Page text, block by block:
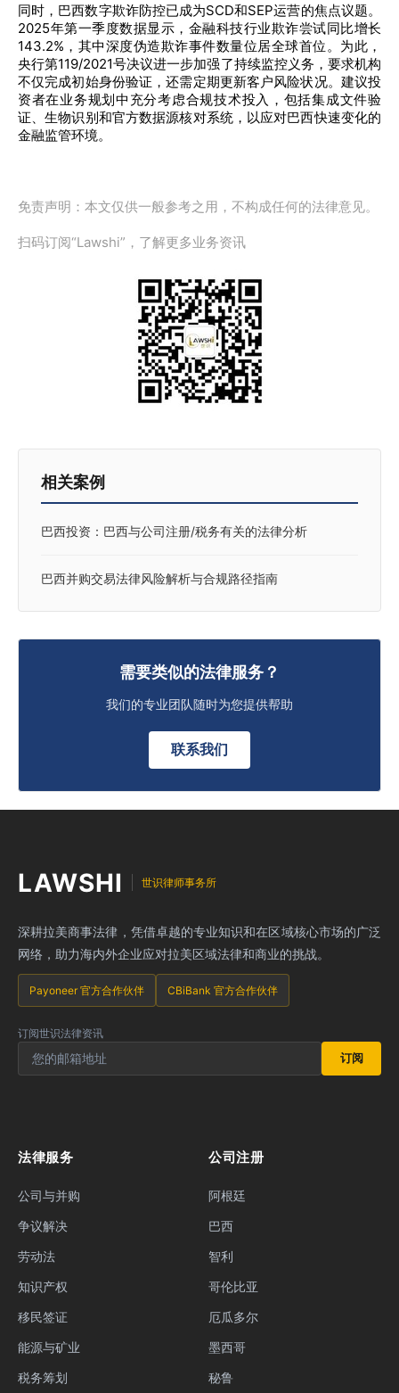
同时，巴西数字欺诈防控已成为SCD和SEP运营的焦点议题。
2025年第一季度数据显示，金融科技行业欺诈尝试同比增长
143.2%，其中深度伪造欺诈事件数量位居全球首位。为此，
央行第119/2021号决议进一步加强了持续监控义务，要求机构
不仅完成初始身份验证，还需定期更新客户风险状况。建议投
资者在业务规划中充分考虑合规技术投入，包括集成文件验
证、生物识别和官方数据源核对系统，以应对巴西快速变化的
金融监管环境。
免责声明：本文仅供一般参考之用，不构成任何的法律意见。
扫码订阅“Lawshi”，了解更多业务资讯
相关案例
巴西投资：巴西与公司注册/税务有关的法律分析
巴西并购交易法律风险解析与合规路径指南
需要类似的法律服务？
我们的专业团队随时为您提供帮助
联系我们
LAWSHI 世识律师事务所
深耕拉美商事法律，凭借卓越的专业知识和在区域核心市场的广泛
网络，助力海内外企业应对拉美区域法律和商业的挑战。
Payoneer 官方合作伙伴 CBiBank 官方合作伙伴
订阅世识法律资讯
订阅
法律服务
公司与并购
争议解决
劳动法
知识产权
移民签证
能源与矿业
税务筹划
公司注册
阿根廷
巴西
智利
哥伦比亚
厄瓜多尔
墨西哥
秘鲁